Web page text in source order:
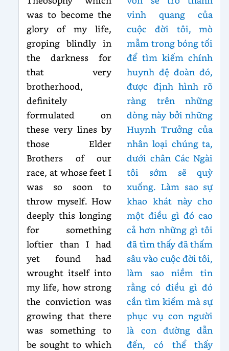
was to become the
glory of my life,
groping blindly in
the darkness for
that very
brotherhood,
definitely
formulated on
these very lines by
those Elder
Brothers of our
race, at whose feet I
was so soon to
throw myself. How
deeply this longing
for something
loftier than I had
yet found had
wrought itself into
my life, how strong
the conviction was
growing that there
was something to
be sought to which
vinh quang của
cuộc đời tôi, mò
mẫm trong bóng tối
để tìm kiếm chính
huynh đệ đoàn đó,
được định hình rõ
ràng trên những
dòng này bởi những
Huynh Trưởng của
nhân loại chúng ta,
dưới chân Các Ngài
tôi sớm sẽ quỳ
xuống. Làm sao sự
khao khát này cho
một điều gì đó cao
cả hơn những gì tôi
đã tìm thấy đã thấm
sâu vào cuộc đời tôi,
làm sao niềm tin
rằng có điều gì đó
cần tìm kiếm mà sự
phục vụ con người
là con đường dẫn
đến, có thể thấy